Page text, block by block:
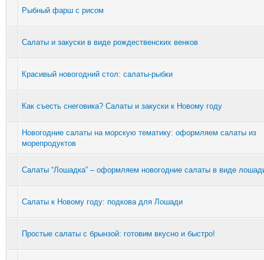
Рыбный фарш с рисом
Салаты и закуски в виде рождественских венков
Красивый новогодний стол: салаты-рыбки
Как съесть снеговика? Салаты и закуски к Новому году
Новогодние салаты на морскую тематику: оформляем салаты из
морепродуктов
Салаты “Лошадка” – оформляем новогодние салаты в виде
Салаты к Новому году: подкова для Лошади
Простые салаты с брынзой: готовим вкусно и быстро!